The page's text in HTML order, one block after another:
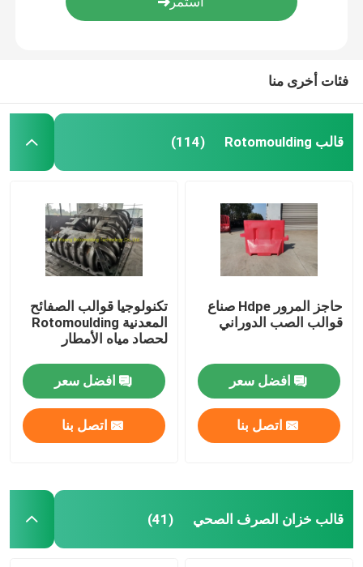
فئات أخرى منا
قالب Rotomoulding (114)
حاجز المرور Hdpe صناع
قوالب الصب الدوراني
افضل سعر
اتصل بنا
تكنولوجيا قوالب الصفائح
المعدنية Rotomoulding
لحصاد مياه الأمطار
افضل سعر
اتصل بنا
قالب خزان الصرف الصحي (41)